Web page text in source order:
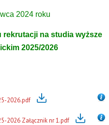
2024 roku
na studia wyższe
2025/2026
2026.pdf
2026 Załącznik nr 1.pdf